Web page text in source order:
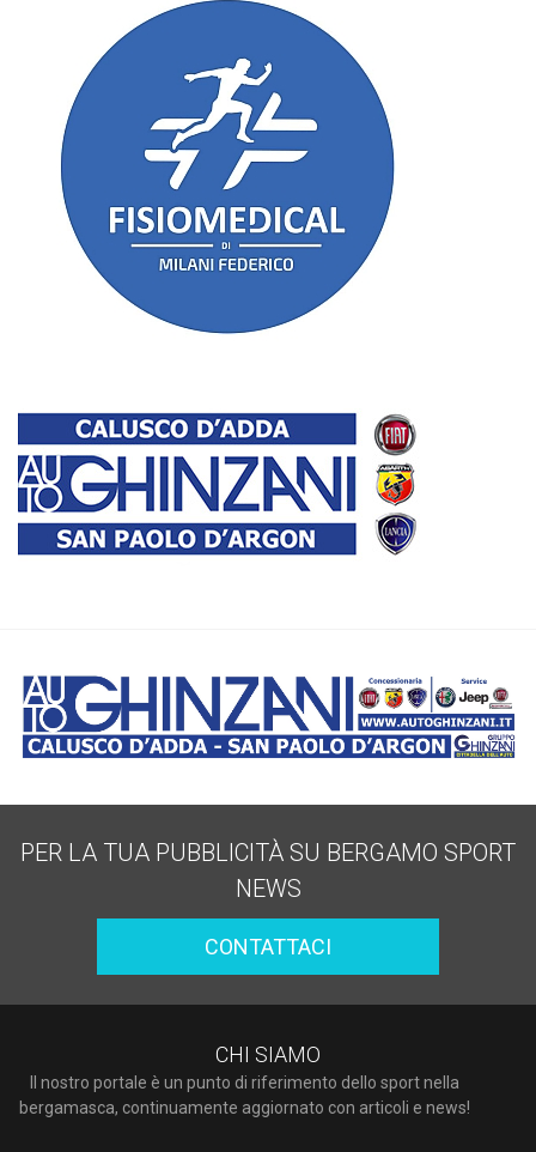
PER LA TUA PUBBLICITÀ SU BERGAMO SPORT
NEWS
CONTATTACI
CHI SIAMO
Il nostro portale è un punto di riferimento dello sport nella
bergamasca, continuamente aggiornato con articoli e news!